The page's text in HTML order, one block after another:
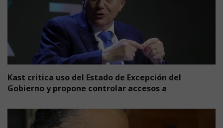
Kast critica uso del Estado de Excepción del
Gobierno y propone controlar accesos a